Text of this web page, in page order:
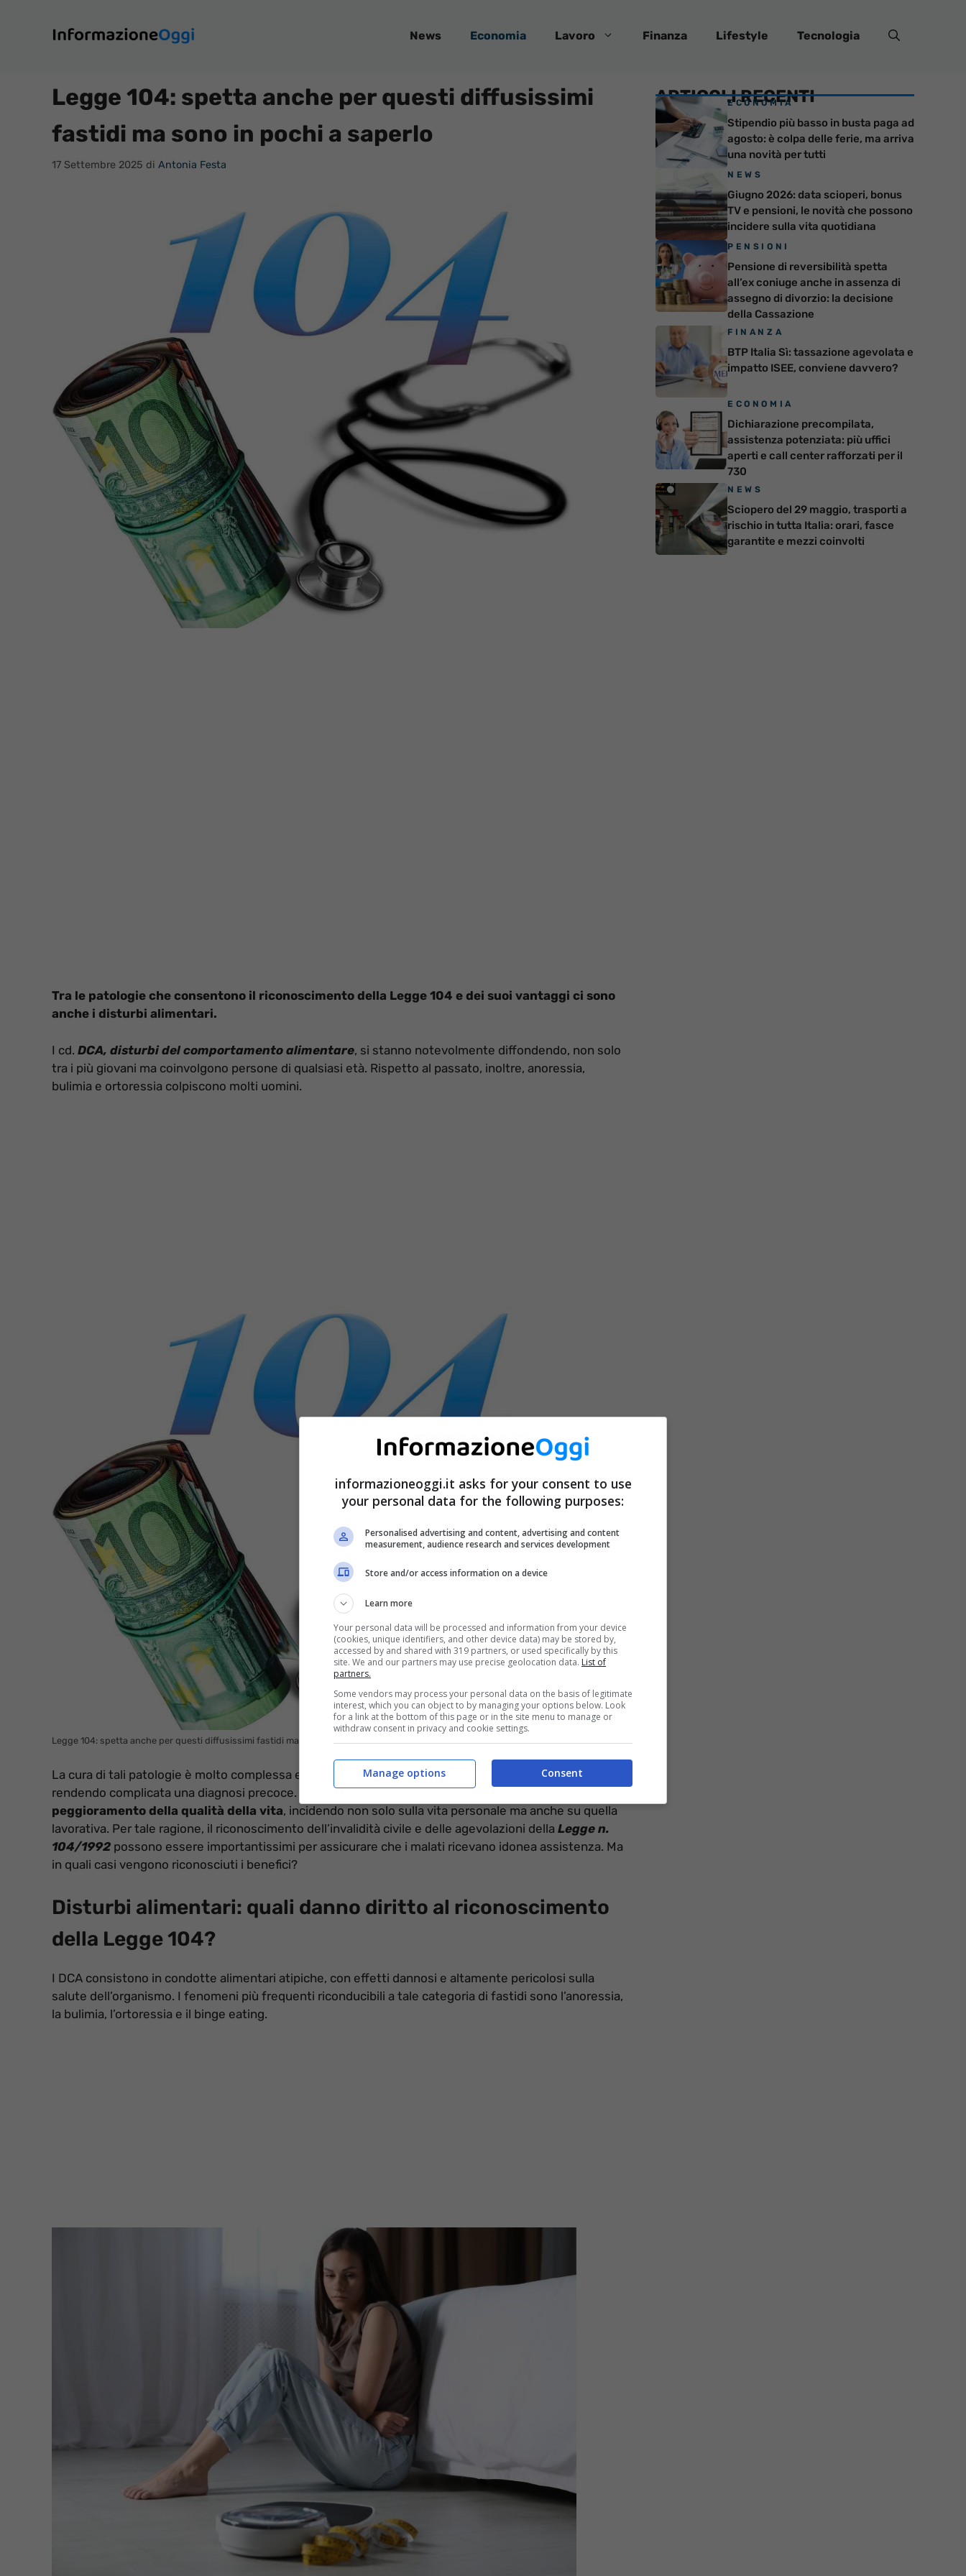
contenuto
News Economia Lavoro Finanza Lifestyle Tecnologia
Legge 104: spetta anche per questi diffusissimi
fastidi ma sono in pochi a saperlo
17 Settembre 2025 di Antonia Festa
Tra le patologie che consentono il riconoscimento della Legge 104 e dei suoi vantaggi ci sono
anche i disturbi alimentari.
I cd. DCA, disturbi del comportamento alimentare, si stanno notevolmente diffondendo, non solo
tra i più giovani ma coinvolgono persone di qualsiasi età. Rispetto al passato, inoltre, anoressia,
bulimia e ortoressia colpiscono molti uomini.
Legge 104: spetta anche per questi diffusissimi fastidi ma sono in pochi a saperlo (informazioneoggi.it)
La cura di tali patologie è molto complessa e spesso, purtroppo, i sintomi vengono sottovalutati,
rendendo complicata una diagnosi precoce. Nei casi più gravi, i DCA determinano un enorme
peggioramento della qualità della vita, incidendo non solo sulla vita personale ma anche su quella
lavorativa. Per tale ragione, il riconoscimento dell’invalidità civile e delle agevolazioni della Legge n.
104/1992 possono essere importantissimi per assicurare che i malati ricevano idonea assistenza. Ma
in quali casi vengono riconosciuti i benefici?
Disturbi alimentari: quali danno diritto al riconoscimento
della Legge 104?
I DCA consistono in condotte alimentari atipiche, con effetti dannosi e altamente pericolosi sulla
salute dell’organismo. I fenomeni più frequenti riconducibili a tale categoria di fastidi sono l’anoressia,
la bulimia, l’ortoressia e il binge eating.
ARTICOLI RECENTI
ECONOMIA
Stipendio più basso in busta paga ad
agosto: è colpa delle ferie, ma arriva
una novità per tutti
NEWS
Giugno 2026: data scioperi, bonus
TV e pensioni, le novità che possono
incidere sulla vita quotidiana
PENSIONI
Pensione di reversibilità spetta
all’ex coniuge anche in assenza di
assegno di divorzio: la decisione
della Cassazione
FINANZA
BTP Italia Sì: tassazione agevolata e
impatto ISEE, conviene davvero?
ECONOMIA
Dichiarazione precompilata,
assistenza potenziata: più uffici
aperti e call center rafforzati per il
730
NEWS
Sciopero del 29 maggio, trasporti a
rischio in tutta Italia: orari, fasce
garantite e mezzi coinvolti
informazioneoggi.it asks for your consent to use
your personal data for the following purposes:
Personalised advertising and content, advertising and content
measurement, audience research and services development
Store and/or access information on a device
Learn more
Your personal data will be processed and information from your device
(cookies, unique identifiers, and other device data) may be stored by,
accessed by and shared with 319 partners, or used specifically by this
site. We and our partners may use precise geolocation data. List of
partners.
Some vendors may process your personal data on the basis of legitimate
interest, which you can object to by managing your options below. Look
for a link at the bottom of this page or in the site menu to manage or
withdraw consent in privacy and cookie settings.
Consent
Manage options